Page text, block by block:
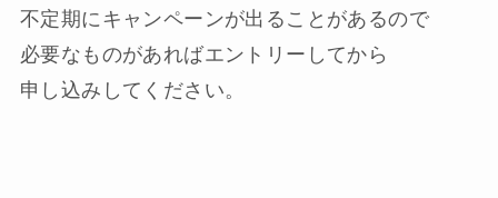
不定期にキャンペーンが出ることがあるので
必要なものがあればエントリーしてから
申し込みしてください。